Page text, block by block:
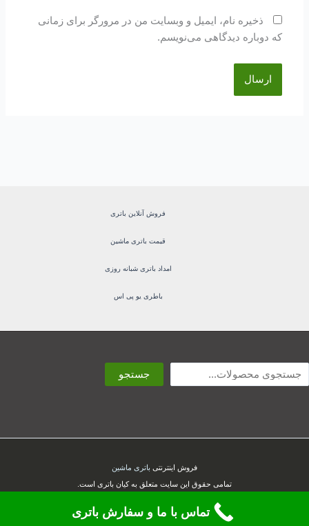
ذخیره نام، ایمیل و وبسایت من در مرورگر برای زمانی
که دوباره دیدگاهی می‌نویسم.
فروش آنلاین باتری
قیمت باتری ماشین
امداد باتری شبانه روزی
باطری یو پی اس
جستجو
فروش اینترنتی باتری ماشین
تمامی حقوق این سایت متعلق به کیان باتری است.
تماس با ما و سفارش باتری